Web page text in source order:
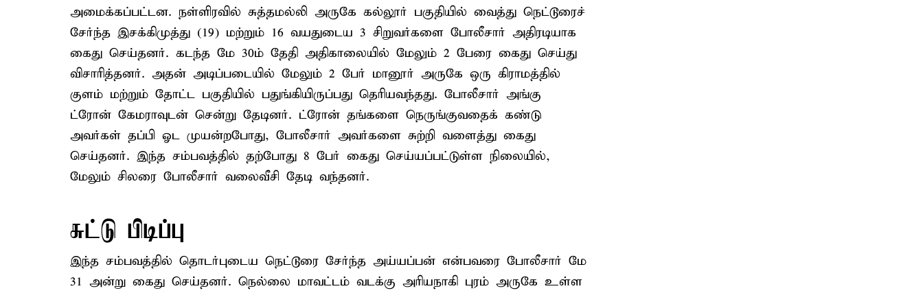
அமைக்கப்பட்டன. நள்ளிரவில் சுத்தமல்லி அருகே கல்லூர் பகுதியில் வைத்து நெட்டூரைச்
சேர்ந்த இசக்கிமுத்து (19) மற்றும் 16 வயதுடைய 3 சிறுவர்களை போலீசார் அதிரடியாக
கைது செய்தனர். கடந்த மே 30ம் தேதி அதிகாலையில் மேலும் 2 பேரை கைது செய்து
விசாரித்தனர். அதன் அடிப்படையில் மேலும் 2 பேர் மானூர் அருகே ஒரு கிராமத்தில்
குளம் மற்றும் தோட்ட பகுதியில் பதுங்கியிருப்பது தெரியவந்தது. போலீசார் அங்கு
ட்ரோன் கேமராவுடன் சென்று தேடினர். ட்ரோன் தங்களை நெருங்குவதைக் கண்டு
அவர்கள் தப்பி ஓட முயன்றபோது, போலீசார் அவர்களை சுற்றி வளைத்து கைது
செய்தனர். இந்த சம்பவத்தில் தற்போது 8 பேர் கைது செய்யப்பட்டுள்ள நிலையில்,
மேலும் சிலரை போலீசார் வலைவீசி தேடி வந்தனர்.
சுட்டு பிடிப்பு
இந்த சம்பவத்தில் தொடர்புடைய நெட்டூரை சேர்ந்த அய்யப்பன் என்பவரை போலீசார் மே
31 அன்று கைது செய்தனர். நெல்லை மாவட்டம் வடக்கு அரியநாகி புரம் அருகே உள்ள